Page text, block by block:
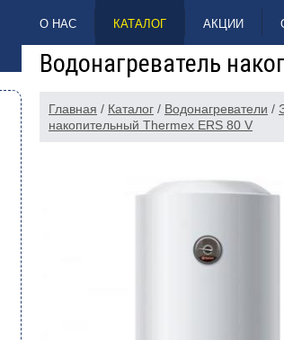
НАВЕРХ
О НАС КАТАЛОГ АКЦИИ
Водонагреватель
Главная / Каталог / Водонагреватели /
накопительный Thermex ERS 80 V